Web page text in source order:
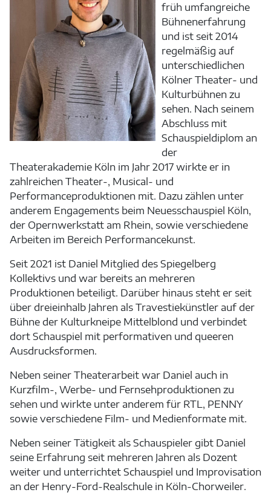
früh umfangreiche
Bühnenerfahrung
und ist seit 2014
regelmäßig auf
unterschiedlichen
Kölner Theater- und
Kulturbühnen zu
sehen. Nach seinem
Abschluss mit
Schauspieldiplom an
der
Theaterakademie Köln im Jahr 2017 wirkte er in
zahlreichen Theater-, Musical- und
Performanceproduktionen mit. Dazu zählen unter
anderem Engagements beim Neuesschauspiel Köln,
der Opernwerkstatt am Rhein, sowie verschiedene
Arbeiten im Bereich Performancekunst.
Seit 2021 ist Daniel Mitglied des Spiegelberg
Kollektivs und war bereits an mehreren
Produktionen beteiligt. Darüber hinaus steht er seit
über dreieinhalb Jahren als Travestiekünstler auf der
Bühne der Kulturkneipe Mittelblond und verbindet
dort Schauspiel mit performativen und queeren
Ausdrucksformen.
Neben seiner Theaterarbeit war Daniel auch in
Kurzfilm-, Werbe- und Fernsehproduktionen zu
sehen und wirkte unter anderem für RTL, PENNY
sowie verschiedene Film- und Medienformate mit.
Neben seiner Tätigkeit als Schauspieler gibt Daniel
seine Erfahrung seit mehreren Jahren als Dozent
weiter und unterrichtet Schauspiel und Improvisation
an der Henry-Ford-Realschule in Köln-Chorweiler.